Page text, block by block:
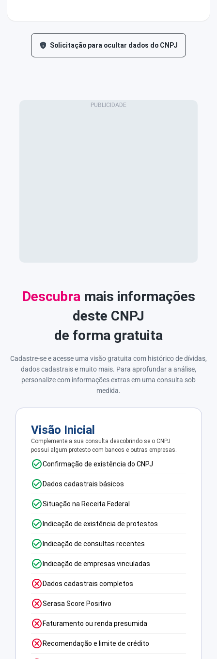
Solicitação para ocultar dados do CNPJ
Descubra mais informações
deste CNPJ
de forma gratuita
Cadastre-se e acesse uma visão gratuita com histórico de dívidas,
dados cadastrais e muito mais. Para aprofundar a análise,
personalize com informações extras em uma consulta sob
medida.
Visão Inicial
Complemente a sua consulta descobrindo se o CNPJ
possui algum protesto com bancos e outras empresas.
Confirmação de existência do CNPJ
Dados cadastrais básicos
Situação na Receita Federal
Indicação de existência de protestos
Indicação de consultas recentes
Indicação de empresas vinculadas
Dados cadastrais completos
Serasa Score Positivo
Faturamento ou renda presumida
Recomendação e limite de crédito